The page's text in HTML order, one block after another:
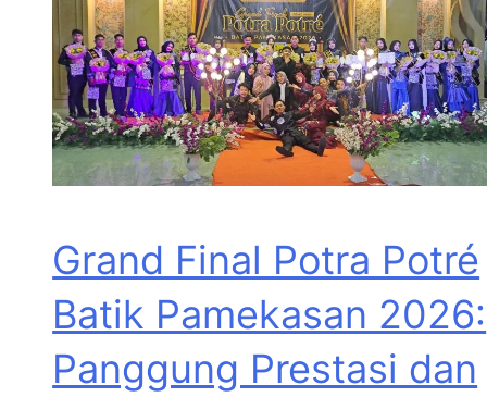
Grand Final Potra Potré
Batik Pamekasan 2026:
Panggung Prestasi dan